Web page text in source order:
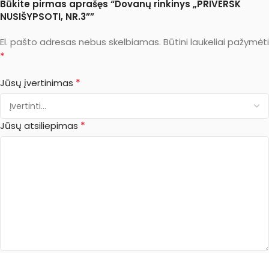
Būkite pirmas aprašęs “Dovanų rinkinys „PRIVERSK
NUSIŠYPSOTI, NR.3””
El. pašto adresas nebus skelbiamas. Būtini laukeliai pažymėti
*
Jūsų įvertinimas *
Jūsų atsiliepimas *